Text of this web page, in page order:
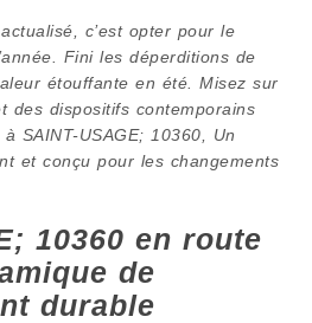
c’est opter pour le
Fini les déperditions de
étouffante en été. Misez sur
des dispositifs contemporains
SAINT-USAGE; 10360, Un
et conçu pour les changements
10360 en route
de
durable